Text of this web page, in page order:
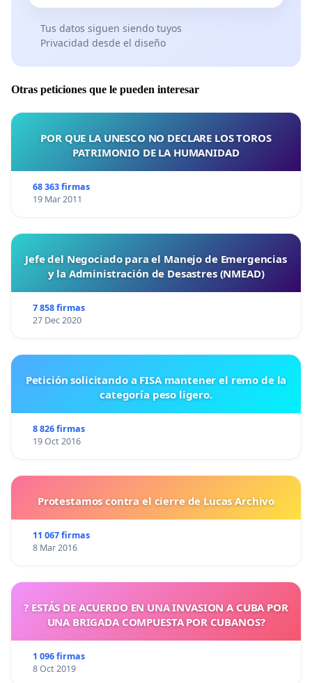
Tus datos siguen siendo tuyos
Privacidad desde el diseño
Otras peticiones que le pueden interesar
POR QUE LA UNESCO NO DECLARE LOS TOROS
PATRIMONIO DE LA HUMANIDAD
68 363 firmas
19 Mar 2011
Jefe del Negociado para el Manejo de Emergencias
y la Administración de Desastres (NMEAD)
7 858 firmas
27 Dec 2020
Petición solicitando a FISA mantener el remo de la
categoría peso ligero.
8 826 firmas
19 Oct 2016
Protestamos contra el cierre de Lucas Archivo
11 067 firmas
8 Mar 2016
? ESTÁS DE ACUERDO EN UNA INVASION A CUBA POR
UNA BRIGADA COMPUESTA POR CUBANOS?
1 096 firmas
8 Oct 2019